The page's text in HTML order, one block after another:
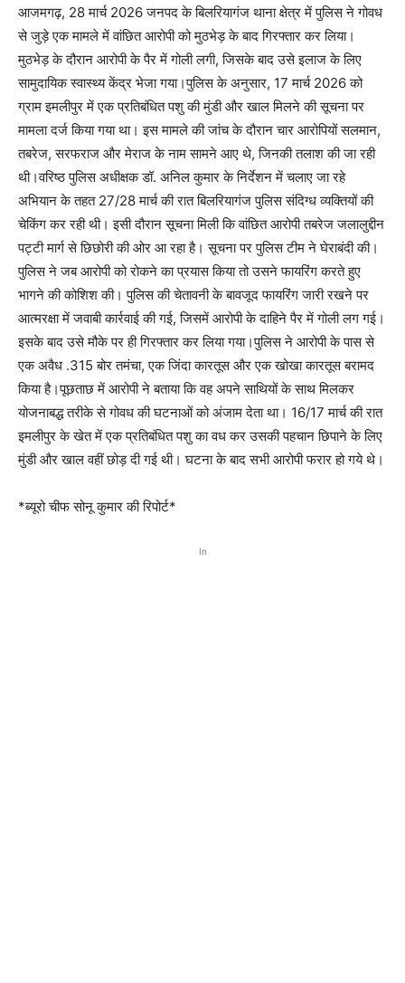
आजमगढ़, 28 मार्च 2026 जनपद के बिलरियागंज थाना क्षेत्र में पुलिस ने गोवध
से जुड़े एक मामले में वांछित आरोपी को मुठभेड़ के बाद गिरफ्तार कर लिया।
मुठभेड़ के दौरान आरोपी के पैर में गोली लगी, जिसके बाद उसे इलाज के लिए
सामुदायिक स्वास्थ्य केंद्र भेजा गया।पुलिस के अनुसार, 17 मार्च 2026 को
ग्राम इमलीपुर में एक प्रतिबंधित पशु की मुंडी और खाल मिलने की सूचना पर
मामला दर्ज किया गया था। इस मामले की जांच के दौरान चार आरोपियों सलमान,
तबरेज, सरफराज और मेराज के नाम सामने आए थे, जिनकी तलाश की जा रही
थी।वरिष्ठ पुलिस अधीक्षक डॉ. अनिल कुमार के निर्देशन में चलाए जा रहे
अभियान के तहत 27/28 मार्च की रात बिलरियागंज पुलिस संदिग्ध व्यक्तियों की
चेकिंग कर रही थी। इसी दौरान सूचना मिली कि वांछित आरोपी तबरेज जलालुद्दीन
पट्टी मार्ग से छिछोरी की ओर आ रहा है। सूचना पर पुलिस टीम ने घेराबंदी की।
पुलिस ने जब आरोपी को रोकने का प्रयास किया तो उसने फायरिंग करते हुए
भागने की कोशिश की। पुलिस की चेतावनी के बावजूद फायरिंग जारी रखने पर
आत्मरक्षा में जवाबी कार्रवाई की गई, जिसमें आरोपी के दाहिने पैर में गोली लग गई।
इसके बाद उसे मौके पर ही गिरफ्तार कर लिया गया।पुलिस ने आरोपी के पास से
एक अवैध .315 बोर तमंचा, एक जिंदा कारतूस और एक खोखा कारतूस बरामद
किया है।पूछताछ में आरोपी ने बताया कि वह अपने साथियों के साथ मिलकर
योजनाबद्ध तरीके से गोवध की घटनाओं को अंजाम देता था। 16/17 मार्च की रात
इमलीपुर के खेत में एक प्रतिबंधित पशु का वध कर उसकी पहचान छिपाने के लिए
मुंडी और खाल वहीं छोड़ दी गई थी। घटना के बाद सभी आरोपी फरार हो गये थे।
*ब्यूरो चीफ सोनू कुमार की रिपोर्ट*
In